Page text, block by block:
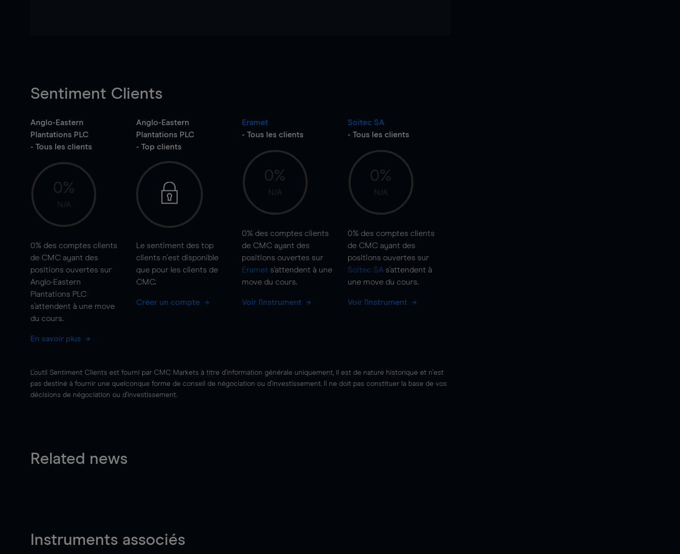
Sentiment Clients
Anglo-Eastern
Plantations PLC
- Tous les clients
0%
N/A
0% des comptes clients
de CMC ayant des
positions ouvertes sur
Anglo-Eastern
Plantations PLC
s'attendent à une move
du cours.
En savoir plus
Anglo-Eastern
Plantations PLC
- Top clients
Le sentiment des top
clients n'est disponible
que pour les clients de
CMC.
Créer un compte
Eramet
- Tous les clients
0%
N/A
0% des comptes clients
de CMC ayant des
positions ouvertes sur
Eramet s'attendent à une
move du cours.
Voir l'instrument
Soitec SA
- Tous les clients
0%
N/A
0% des comptes clients
de CMC ayant des
positions ouvertes sur
Soitec SA s'attendent à
une move du cours.
Voir l'instrument
L'outil Sentiment Clients est fourni par CMC Markets à titre d'information générale uniquement, il est de nature historique et n'est
pas destiné à fournir une quelconque forme de conseil de négociation ou d'investissement. Il ne doit pas constituer la base de vos
décisions de négociation ou d'investissement.
Related news
Instruments associés